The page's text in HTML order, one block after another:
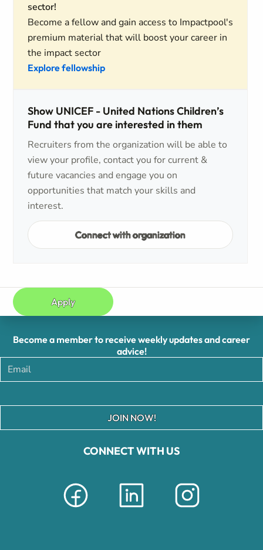
sector!
Become a fellow and gain access to Impactpool's
premium material that will boost your career in
the impact sector
Explore fellowship
Show UNICEF - United Nations Children’s
Fund that you are interested in them
Recruiters from the organization will be able to
view your profile, contact you for current &
future vacancies and engage you on
opportunities that match your skills and
interest.
Connect with organization
Apply
CONNECT WITH US
Become a member to receive weekly updates and career
advice!
JOIN NOW!